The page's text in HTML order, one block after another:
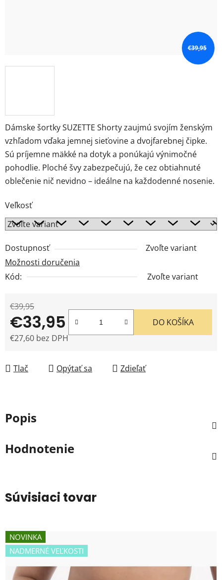
Dámske šortky SUZETTE Shorty zaujmú svojím ženským
vzhľadom vďaka jemnej sieťovine a dvojfarebnej čipke.
Sú príjemne mäkké na dotyk a ponúkajú výnimočné
pohodlie. Ploché švy zabezpečujú, že cez obtiahnuté
oblečenie nič nevidno – ideálne na každodenné nosenie.
Veľkosť
Dostupnosť
Zvoľte variant
Možnosti doručenia
Kód:
Zvoľte variant
€39,95
€33,95
€27,60 bez DPH
DO KOŠÍKA
Tlač Opýtať sa Zdieľať
€39,95
Popis
Hodnotenie
Súvisiaci tovar
NOVINKA
NADMERNÉ VEĽKOSTI